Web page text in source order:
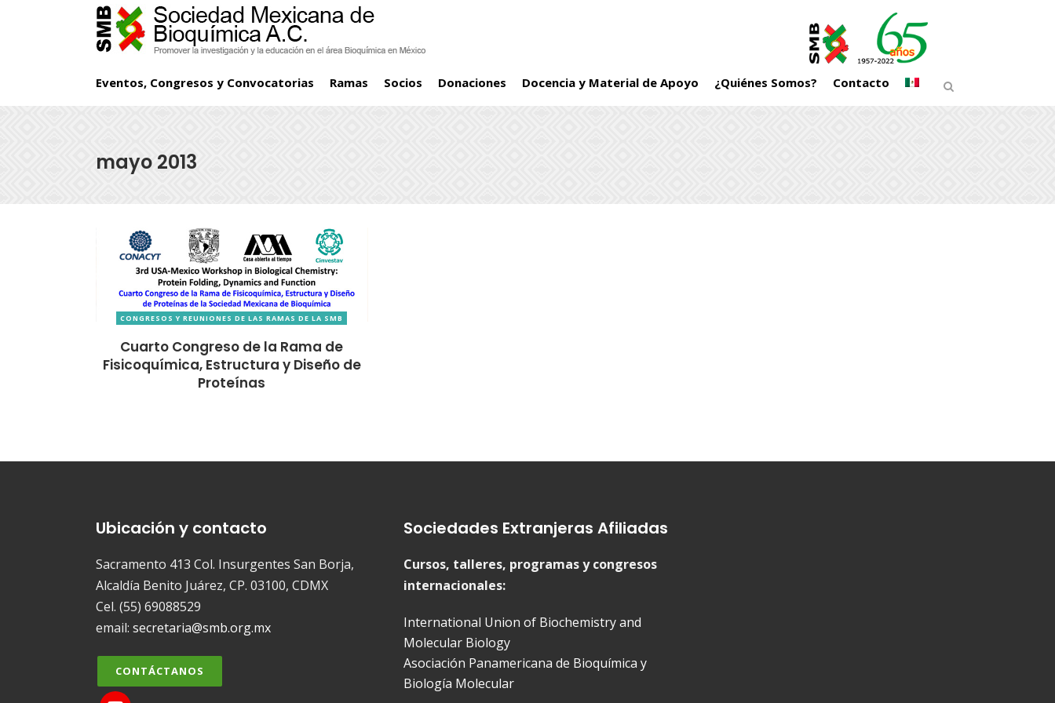
Eventos, Congresos y Convocatorias Ramas Socios Donaciones Docencia y Material de Apoyo ¿Quiénes Somos? Contacto
mayo 2013
CONGRESOS Y REUNIONES DE LAS RAMAS DE LA SMB
Cuarto Congreso de la Rama de
Fisicoquímica, Estructura y Diseño de
Proteínas
Ubicación y contacto
Sacramento 413 Col. Insurgentes San Borja,
Alcaldía Benito Juárez, CP. 03100, CDMX
Cel. (55) 69088529
email: secretaria@smb.org.mx
CONTÁCTANOS
Sociedades Extranjeras Afiliadas
Cursos, talleres, programas y congresos
internacionales:
International Union of Biochemistry and
Molecular Biology
Asociación Panamericana de Bioquímica y
Biología Molecular